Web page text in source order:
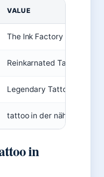
VALUE
The Ink Factory (Dublin 2)
Reinkarnated Tattoo (4,8
Legendary Tattoo Studio
tattoo in der nähe
in